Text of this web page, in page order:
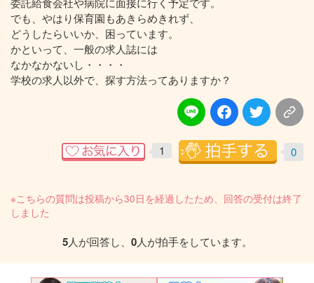
でも、やはり保育園もあきらめきれず、
どうしたらいいか、困っています。
かといって、一般の求人誌には
なかなかないし・・・・
学校の求人以外で、探す方法ってありますか？
1 0
※こちらの質問は投稿から30日を経過したため、回答の受付は終了
しました
5人が回答し、 0人が拍手をしています。